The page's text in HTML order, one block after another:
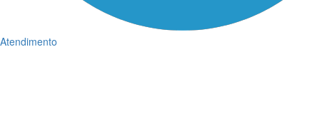
Atendimento